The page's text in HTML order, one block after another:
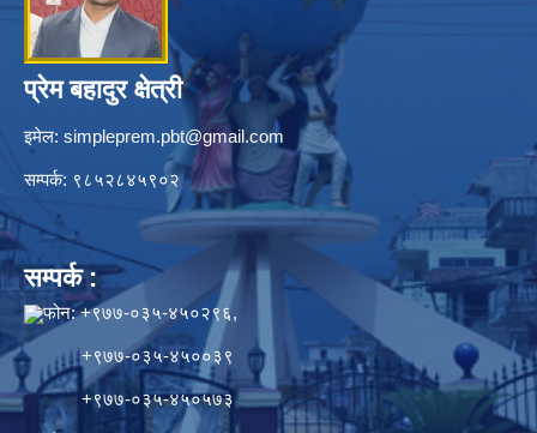
प्रेम बहादुर क्षेत्री
इमेल: simpleprem.pbt@gmail.com
सम्पर्क: ९८५२८४५९०२
सम्पर्क :
फोन: +९७७-०३५-४५०२९६,
+९७७-०३५-४५००३९
+९७७-०३५-४५०५७३